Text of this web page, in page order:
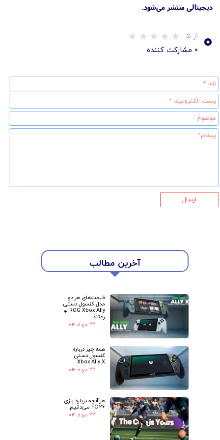
دیجیتالی منتشر می‌شود.
۰ از ۵
★
۰ مشارکت کننده
آخرین مطالب
قیمت‌های هر دو
مدل کنسول دستی
ROG Xbox Ally لو
رفتند
۲۲ مرداد ۰۴
همه چیز درباره
کنسول دستی
Xbox Ally X
۲۲ مرداد ۰۴
هر آنچه درباره بازی
FC 26 می‌دانیم
۲۲ مرداد ۰۴
ارسال